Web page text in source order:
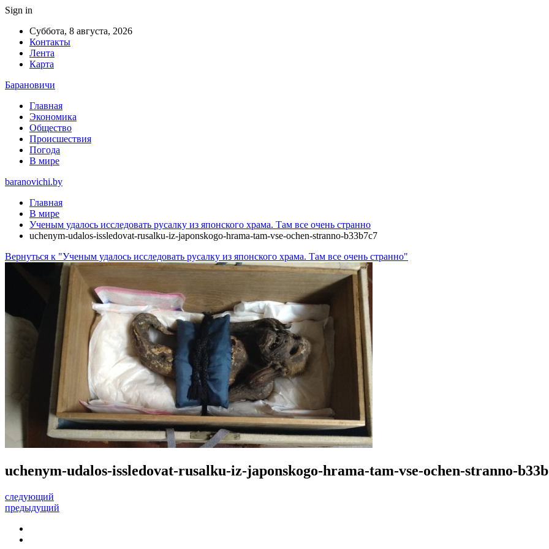
Sign in
Суббота, 8 августа, 2026
Контакты
Лента
Карта
Барановичи
Главная
Экономика
Общество
Происшествия
Погода
В мире
baranovichi.by
Главная
В мире
Ученым удалось исследовать русалку из японского храма. Там все очень странно
uchenym-udalos-issledovat-rusalku-iz-japonskogo-hrama-tam-vse-ochen-stranno-b33b7c7
Вернуться к "Ученым удалось исследовать русалку из японского храма. Там все очень странно"
uchenym-udalos-issledovat-rusalku-iz-japonskogo-hrama-tam-vse-ochen-stranno-
следующий
предыдущий